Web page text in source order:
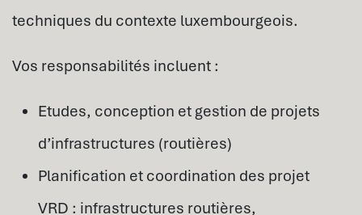
techniques du contexte luxembourgeois.
Vos responsabilités incluent :
Etudes, conception et gestion de projets
d’infrastructures (routières)
Planification et coordination des projet
VRD : infrastructures routières,